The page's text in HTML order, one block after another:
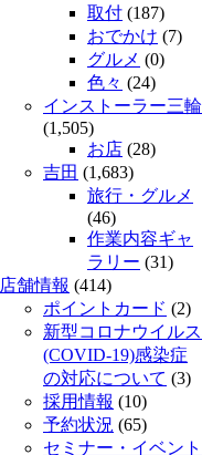
取付 (187)
おでかけ (7)
グルメ (0)
色々 (24)
インストーラー三輪
(1,505)
お店 (28)
吉田 (1,683)
旅行・グルメ
(46)
作業内容ギャ
ラリー (31)
店舗情報 (414)
ポイントカード (2)
新型コロナウイルス
(COVID-19)感染症
の対応について (3)
採用情報 (10)
予約状況 (65)
セミナー・イベント